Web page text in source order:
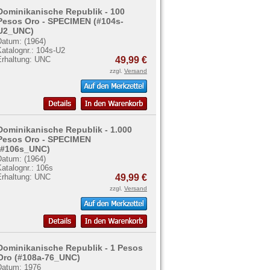
Republik - 100
Oro - SPECIMEN (#104s-
(1964)
104s-U2
UNC
49,99 €
zzgl. Versand
Republik - 1.000
Oro - SPECIMEN
(1964)
106s
UNC
49,99 €
zzgl. Versand
Republik - 1 Pesos
(#108a-76_UNC)
1976